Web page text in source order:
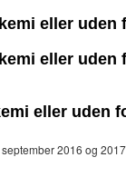
eller uden
eller uden
eller uden
2016 og 2017